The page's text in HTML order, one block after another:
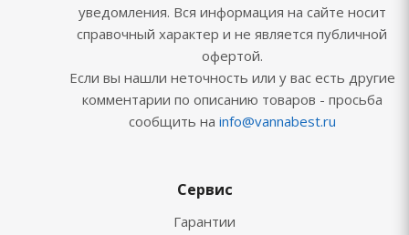
уведомления. Вся информация на сайте носит
справочный характер и не является публичной
офертой.
Если вы нашли неточность или у вас есть другие
комментарии по описанию товаров - просьба
сообщить на info@vannabest.ru
Сервис
Гарантии